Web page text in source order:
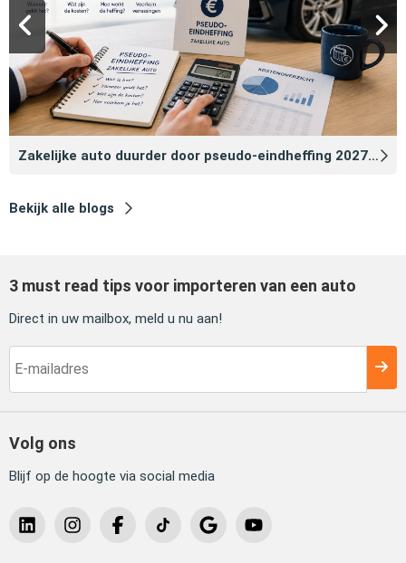
Zakelijke auto duurder door pseudo‑eindheffing 2027: zo voorkomt u dat
Bekijk alle blogs
3 must read tips voor importeren van een auto
Direct in uw mailbox, meld u nu aan!
Volg ons
Blijf op de hoogte via social media